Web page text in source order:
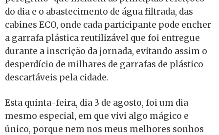
do dia e o abastecimento de água filtrada, das
cabines ECO, onde cada participante pode encher
a garrafa plástica reutilizável que foi entregue
durante a inscrição da jornada, evitando assim o
desperdício de milhares de garrafas de plástico
descartáveis pela cidade.
Esta quinta-feira, dia 3 de agosto, foi um dia
mesmo especial, em que vivi algo mágico e
único, porque nem nos meus melhores sonhos